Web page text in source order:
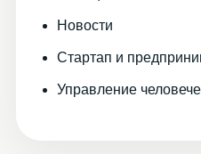
Новости
Стартап и
Управление